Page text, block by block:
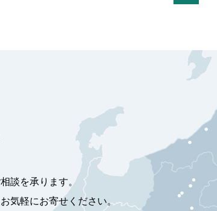
談を承ります。
気軽にお寄せください。